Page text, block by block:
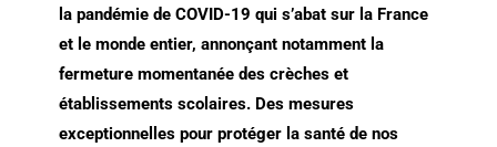
la pandémie de COVID-19 qui s’abat sur la France
et le monde entier, annonçant notamment la
fermeture momentanée des crèches et
établissements scolaires. Des mesures
exceptionnelles pour protéger la santé de nos